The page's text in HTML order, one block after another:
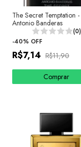
The Secret Temptation -
Antonio Banderas
(0)
-40% OFF
R$7,14 R$11,90
Comprar